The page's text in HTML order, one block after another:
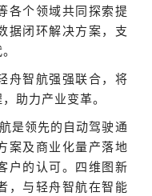
各个领域共同探索提
据闭环解决方案，支
舟智航强强联合，将
助力产业变革。
是领先的自动驾驶通
案及商业化量产落地
户的认可。四维图新
，与轻舟智航在智能